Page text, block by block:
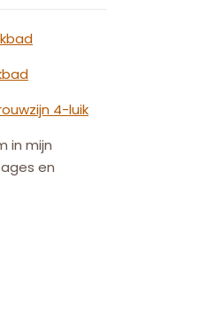
zijn 4-luik
in mijn
en